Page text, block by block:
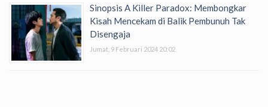
Sinopsis A Killer Paradox: Membongkar
Kisah Mencekam di Balik Pembunuh Tak
Disengaja
Jumat, 9 Februari 2024 20:02